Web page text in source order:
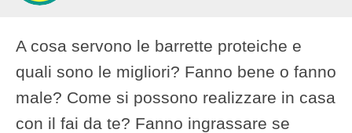
A cosa servono le barrette proteiche e
quali sono le migliori? Fanno bene o fanno
male? Come si possono realizzare in casa
con il fai da te? Fanno ingrassare se